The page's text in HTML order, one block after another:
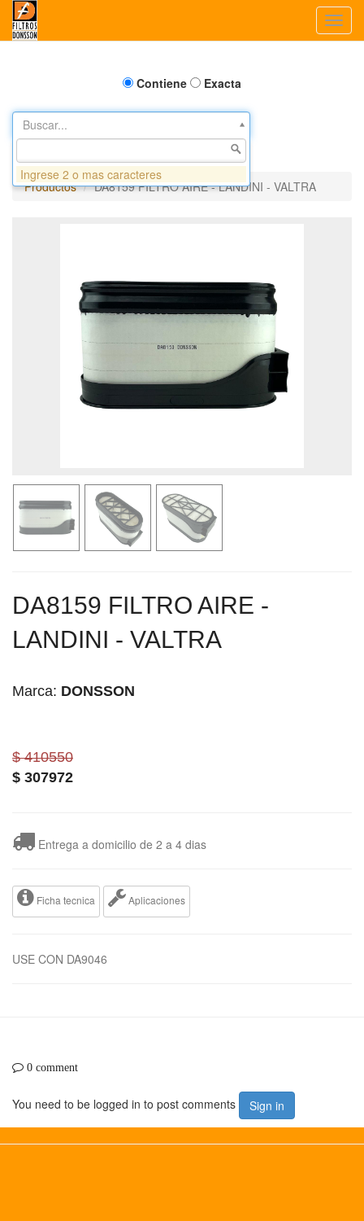
Contiene Exacta
Buscar...
Productos DA8159 FILTRO AIRE - LANDINI - VALTRA
DA8159 FILTRO AIRE -
LANDINI - VALTRA
Marca: DONSSON
$ 410550
$ 307972
Entrega a domicilio de 2 a 4 dias
Ficha tecnica Aplicaciones
USE CON DA9046
0 comment
You need to be logged in to post comments Sign in
Ingrese 2 o mas caracteres